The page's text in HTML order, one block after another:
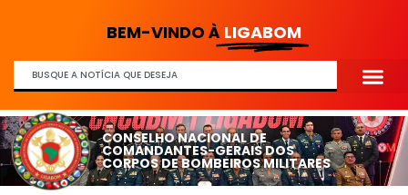
BEM-VINDO À LIGABOM
CONSELHO NACIONAL DE
COMANDANTES-GERAIS DOS
CORPOS DE BOMBEIROS MILITARES